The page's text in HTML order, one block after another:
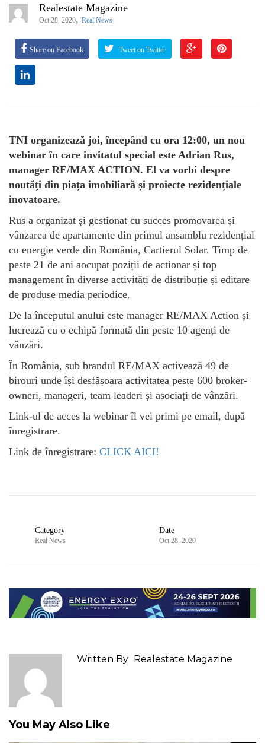
Realestate Magazine
Oct 28, 2020, Real News
Share on Facebook Tweet on Twitter
TNI organizează joi, începând cu ora 12:00, un nou
webinar în care invitatul special este Adrian Rus,
manager RE/MAX ACTION. El va vorbi despre
noutăți din piața imobiliară și proiecte rezidențiale
inovatoare.
Rus a organizat și gestionat cu succes promovarea și
vânzarea de apartamente din primul ansamblu rezidențial
cu energie verde din România, Cartierul Solar. Timp de
peste 21 de ani aocupat poziții de actionar și top
management în diverse activități de distribuție și editare
de produse media periodice.
De la începutul anului este manager RE/MAX Action și
lucrează cu o echipă formată din peste 10 agenți de
vânzări.
În România, sub brandul RE/MAX activează 49 de
birouri unde își desfășoara activitatea peste 600 broker-
owneri, manageri, team leaderi și asociați de vânzări.
Link-ul de acces la webinar îl vei primi pe email, după
înregistrare.
Link de înregistrare: CLICK AICI!
Category
Real News
Date
Oct 28, 2020
Written By Realestate Magazine
You May Also Like